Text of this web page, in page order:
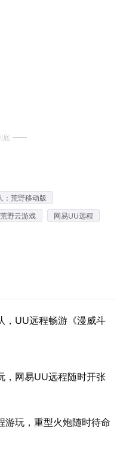
底
：荒野移动版
野云游戏 网易UU远程
，UU远程畅游《漫威斗
，网易UU远程随时开张
游玩，重型火炮随时待命